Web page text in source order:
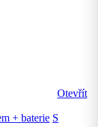
Otevřít
+ baterie S